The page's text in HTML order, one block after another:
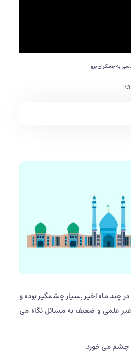
به جمکران برو
چند ماه اخیر بسیار چشمگیر بوده و
علمی و ضعیف به مسائل نگاه می
چشم می خورد.